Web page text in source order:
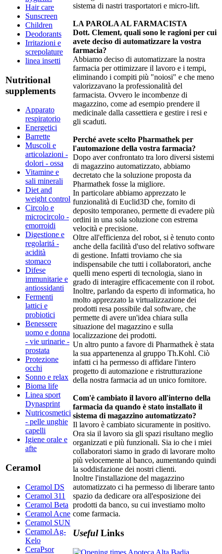
Hair care
Sunscreen
Children
Deodorants
Irritazioni e
screpolature
linea insetti
Nutritional
supplements
Apparato
respiratorio
Energetici
Barrette
Muscoli e
articolazioni -
dolori - ossa
Vitamine e
sali minerali
Diet and
weight control
Circolo e
microcircolo -
emorroidi
Digestione e
regolaritá -
acidità
stomaco
Difese
immunitarie e
antiossidanti
Fermenti
lattici e
probiotici
Benessere
uomo e donna
- vie urinarie -
prostata
Protezione
occhi
Sonno e relax
Bioma life
Linea sport
Dynasprint
Nutricosmetici
- pelle unghie
capelli
Igiene orale e
afte
Ceramol
Ceramol DS
Ceramol 311
Ceramol Beta
Ceramol Acne
Ceramol SUN
Ceramol Ag-
Kelo
CeraPsor
sistema di nastri trasportatori e micro-lift.
LA PAROLA AL FARMACISTA
Dott. Clement, quali sono le ragioni per cui
avete deciso di automatizzare la vostra
farmacia?
Abbiamo deciso di automatizzare la nostra
farmacia per ottimizzare il lavoro e i tempi,
eliminando i compiti più "noiosi" e che meno
valorizzavano la professionalità del
farmacista. Ovvero le incombenze di
magazzino, come ad esempio prendere il
medicinale dalla cassettiera e gestire i resi e
gli scaduti.
Perché avete scelto Pharmathek per
l'automazione della vostra farmacia?
Dopo aver confrontato tra loro diversi sistemi
di magazzino automatizzato, abbiamo
decretato che la soluzione proposta da
Pharmathek fosse la migliore.
In particolare abbiamo apprezzato le
funzionalità di Euclid3D che, fornito di
deposito temporaneo, permette di evadere più
ordini in una sola soluzione con estrema
velocità e precisione.
Oltre all'efficienza del robot, si è tenuto conto
anche della facilità d'uso del relativo software
di gestione. Infatti troviamo che sia
indispensabile che tutti i collaboratori, anche
quelli meno esperti di tecnologia, siano in
grado di interagire efficacemente con il robot.
Inoltre, parlando da esperto di informatica, ho
molto apprezzato la virtualizzazione dei
prodotti resa possibile dal software, che
permette di avere un'idea chiara sulla
situazione del magazzino e sulla
localizzazione dei prodotti.
Un altro punto a favore di Pharmathek è stata
la sua appartenenza al gruppo Th.Kohl. Ciò
infatti ci ha permesso di affidare l'intero
progetto di automazione e ristrutturazione
della nostra farmacia ad un unico fornitore.
Com'è cambiato il lavoro all'interno della
farmacia da quando è stato installato il
sistema di magazzino automatizzato?
Il lavoro è cambiato sicuramente in positivo.
Ora sia il lavoro sia gli spazi risultano meglio
organizzati e più funzionali. Sia io che i miei
collaboratori siamo in grado di lavorare molto
più velocemente al banco, aumentando quindi
la soddisfazione dei nostri clienti.
Inoltre l'installazione del magazzino
automatizzato ci ha permesso di liberare tanto
spazio da dedicare ora all'esposizione dei
prodotti da banco, su cui investiamo molto
come farmacia.
UsefulLinks